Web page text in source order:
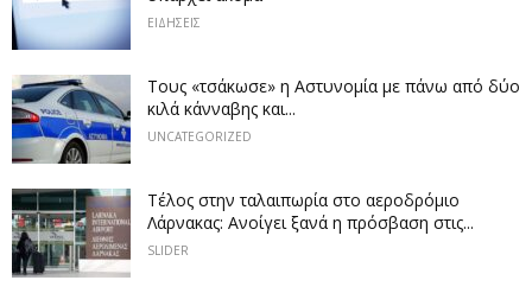
ΕΙΔΗΣΕΙΣ
Τους «τσάκωσε» η Αστυνομία με πάνω από δύο
κιλά κάνναβης και...
UNCATEGORIZED
Tέλος στην ταλαιπωρία στο αεροδρόμιο
Λάρνακας: Ανοίγει ξανά η πρόσβαση στις...
SLIDER